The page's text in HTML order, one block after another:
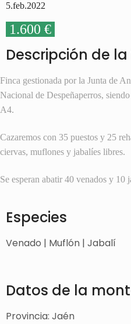
5.feb.2022
1.600 €
Descripción de
Finca gestionada por la Junta de
Nacional de Despeñaperros,
A4.
Cazaremos con 35 puestos y 25
ciervas, muflones y jabalíes libres.
Se esperan abatir 40 venados y 10
Especies
Venado | Muflón | Jabalí
Datos de la
Provincia: Jaén